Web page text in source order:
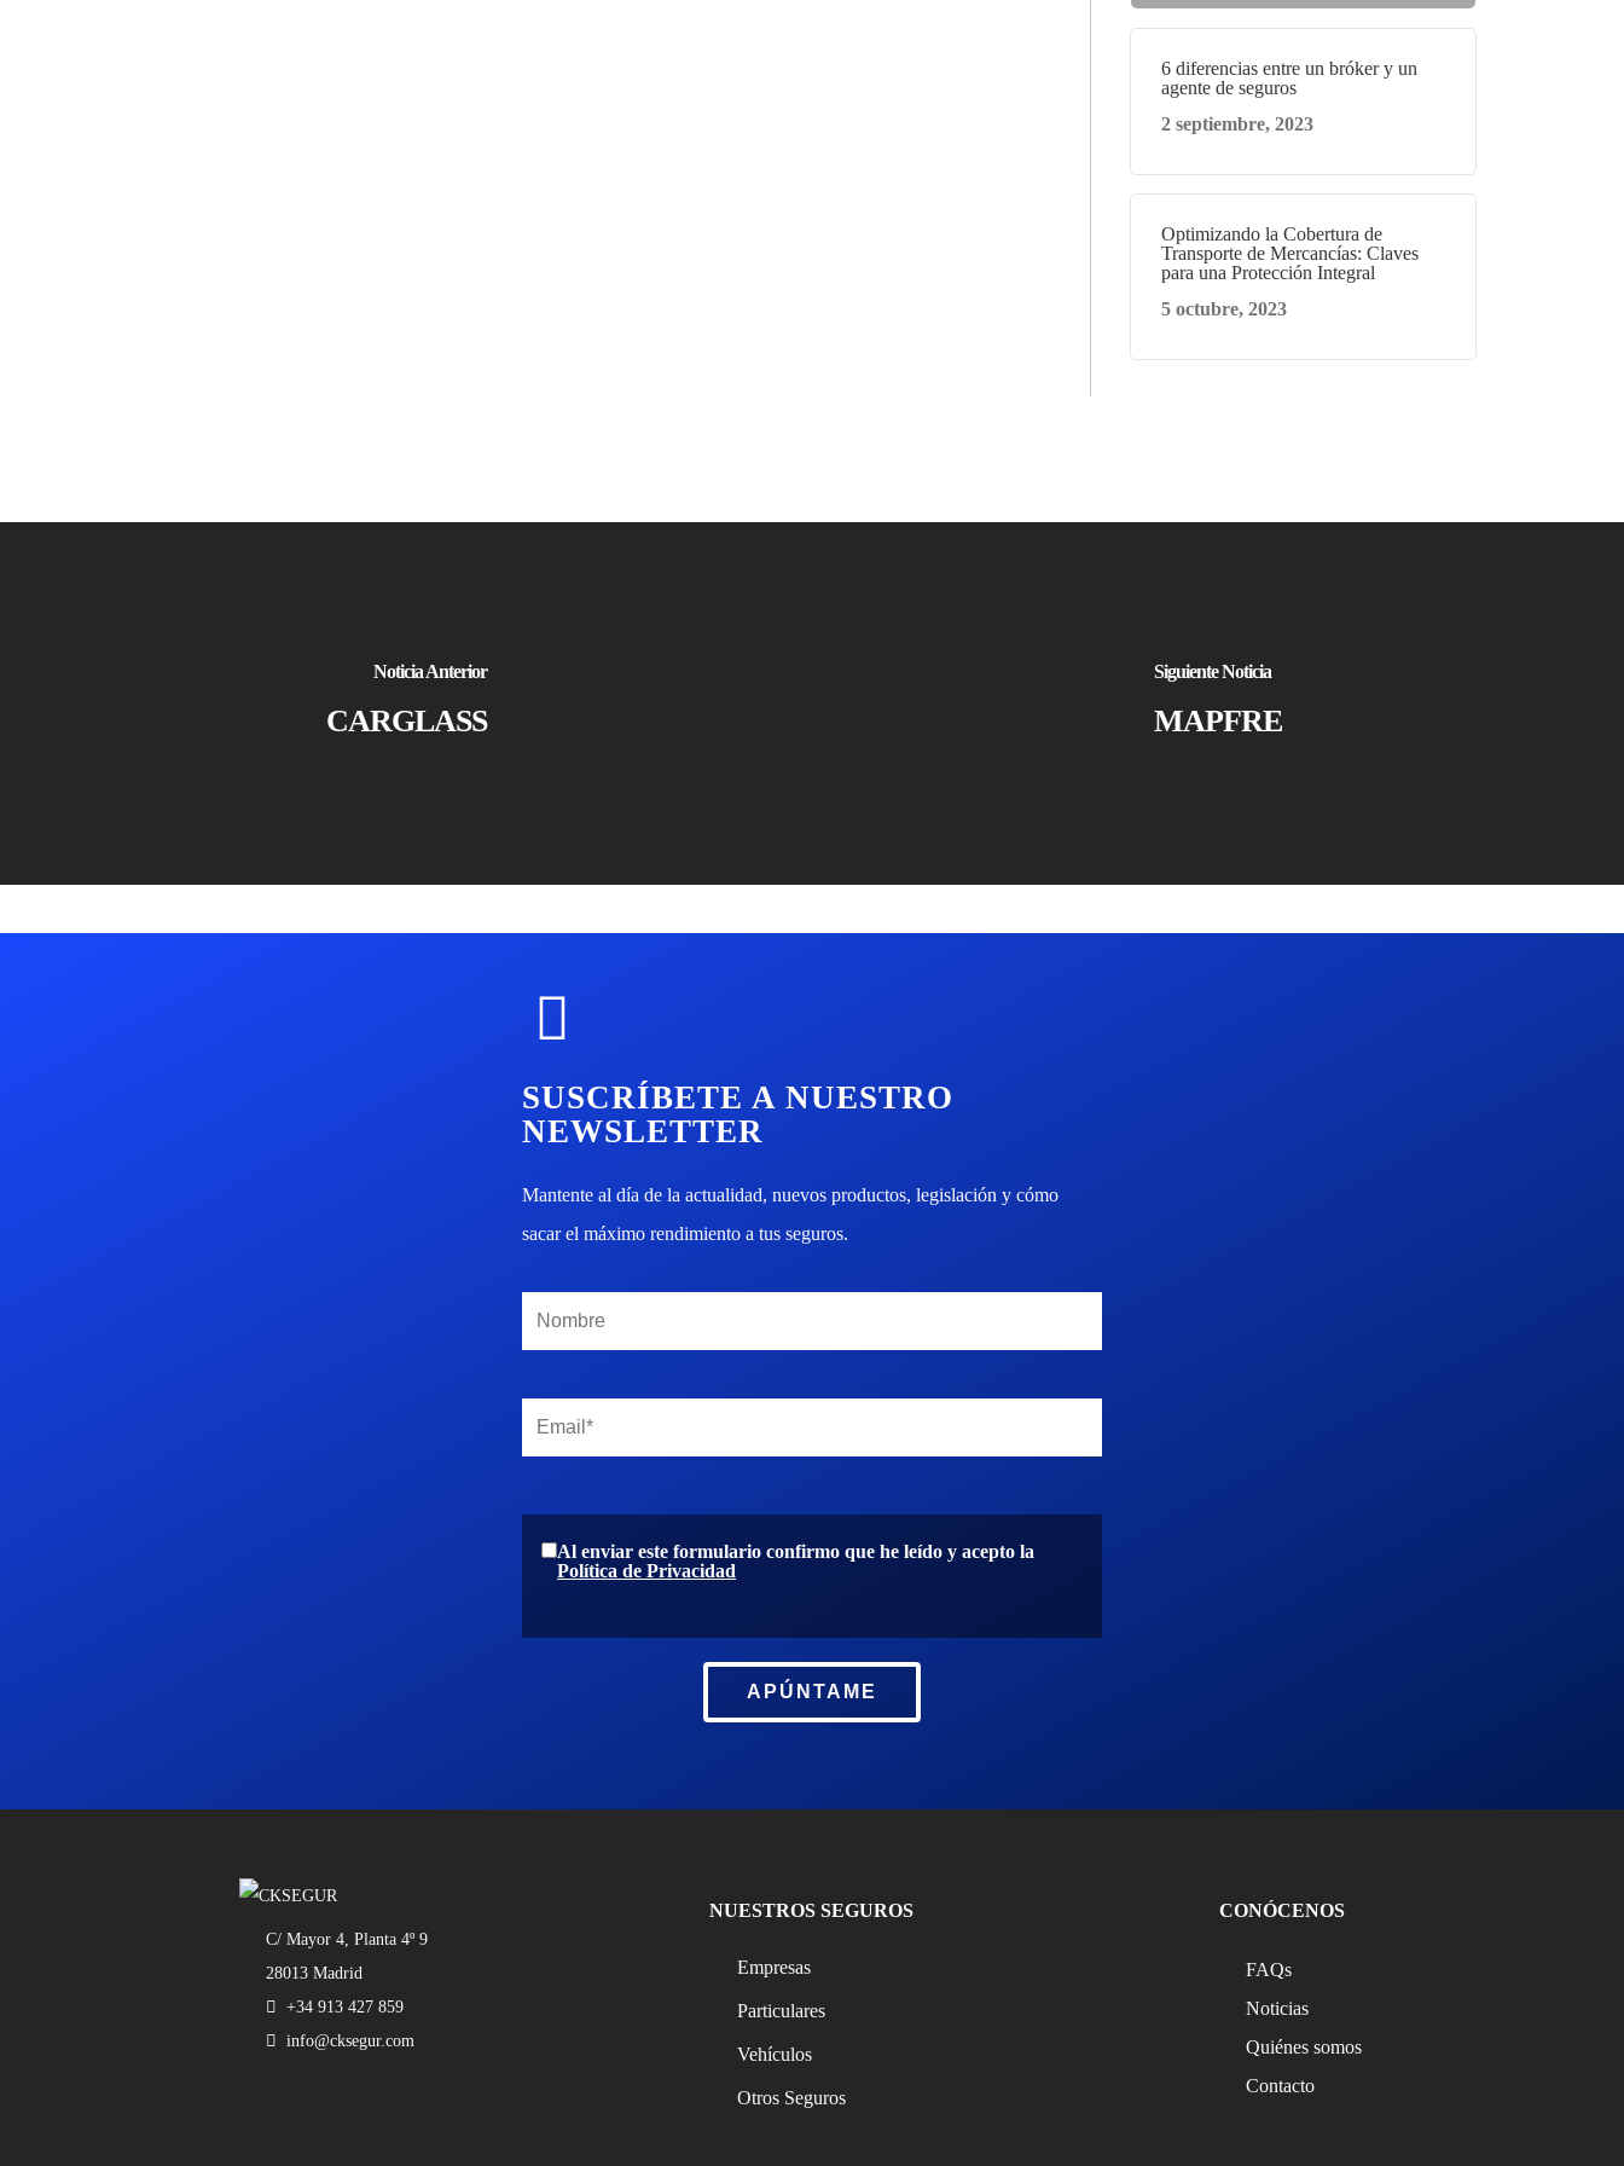
6 diferencias entre un bróker y un
agente de seguros
2 septiembre, 2023
Optimizando la Cobertura de
Transporte de Mercancías: Claves
para una Protección Integral
5 octubre, 2023
Noticia Anterior
CARGLASS
Siguiente Noticia
MAPFRE
SUSCRÍBETE A NUESTRO
NEWSLETTER
Mantente al día de la actualidad, nuevos productos, legislación y cómo
sacar el máximo rendimiento a tus seguros.
Al enviar este formulario confirmo que he leído y acepto la
Política de Privacidad
APÚNTAME
C/ Mayor 4, Planta 4º 9
28013 Madrid
+34 913 427 859
info@cksegur.com
NUESTROS SEGUROS
Empresas
Particulares
Vehículos
Otros Seguros
CONÓCENOS
FAQs
Noticias
Quiénes somos
Contacto